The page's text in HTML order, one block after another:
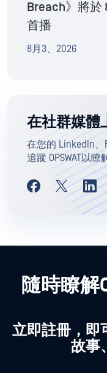
Breach》將於
首播
8月3、2026
在社群媒體
在您的 LinkedIn、
追蹤 OPSWAT以瞭
隨時瞭解
立即註冊，即
故事